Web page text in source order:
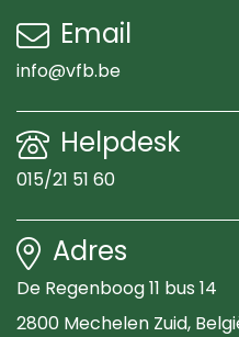
Email
info@vfb.be
Helpdesk
015/21 51 60
Adres
De Regenboog 11 bus 14
2800 Mechelen Zuid,